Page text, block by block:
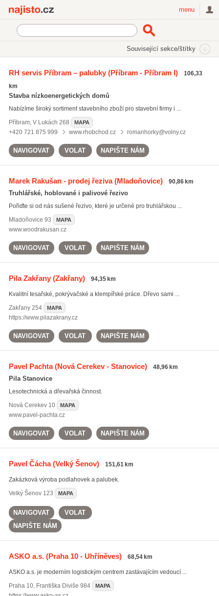
menu
Související sekce/štítky
podlahová prkna
dřevěné hranoly(319)
RH servis Příbram – palubky(Příbram - Příbram I)
106,33
km
Stavba nízkoenergetických domů
Nabízíme široký sortiment stavebního zboží pro stavební firmy i ...
Příbram, V Lukách 268 MAPA
+420 721 875 999 www.rhobchod.cz romanhorky@volny.cz
NAVIGOVAT VOLAT NAPIŠTE NÁM
Marek Rakušan - prodej řeziva(Mladoňovice) 90,86 km
Truhlářské, hoblované i palivové řezivo
Pořiďte si od nás sušené řezivo, které je určené pro truhlářskou ...
Mladoňovice 93 MAPA
www.woodrakusan.cz
NAVIGOVAT VOLAT NAPIŠTE NÁM
Pila Zakřany(Zakřany) 94,35 km
Kvalitní tesařské, pokrývačské a klempířské práce. Dřevo sami ...
Zakřany254 MAPA
https://www.pilazakrany.cz
NAVIGOVAT VOLAT NAPIŠTE NÁM
Pavel Pachta(Nová Cerekev - Stanovice) 48,96 km
Pila Stanovice
Lesotechnická a dřevařská činnost.
Nová Cerekev10 MAPA
www.pavel-pachta.cz
NAVIGOVAT VOLAT NAPIŠTE NÁM
Pavel Čácha(Velký Šenov) 151,61 km
Zakázková výroba podlahovek a palubek.
Velký Šenov123 MAPA
NAVIGOVAT
VOLAT
NAPIŠTE NÁM
ASKO a.s.(Praha 10 - Uhříněves) 68,54 km
ASKO a.s. je moderním logistickým centrem zastávajícím vedoucí ...
Praha 10, Františka Diviše 984 MAPA